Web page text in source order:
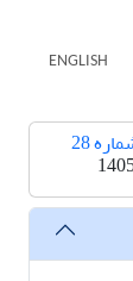
ENGLISH